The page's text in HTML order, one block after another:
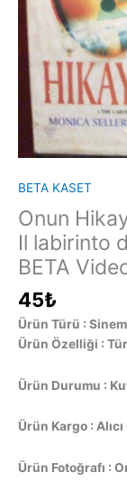
BETA KASET
Onun
Il labirinto
BETA
45₺
Ürün Türü :
Ürün Özelliği :
Ürün Durumu :
Ürün Kargo :
Ürün Fotoğrafı :